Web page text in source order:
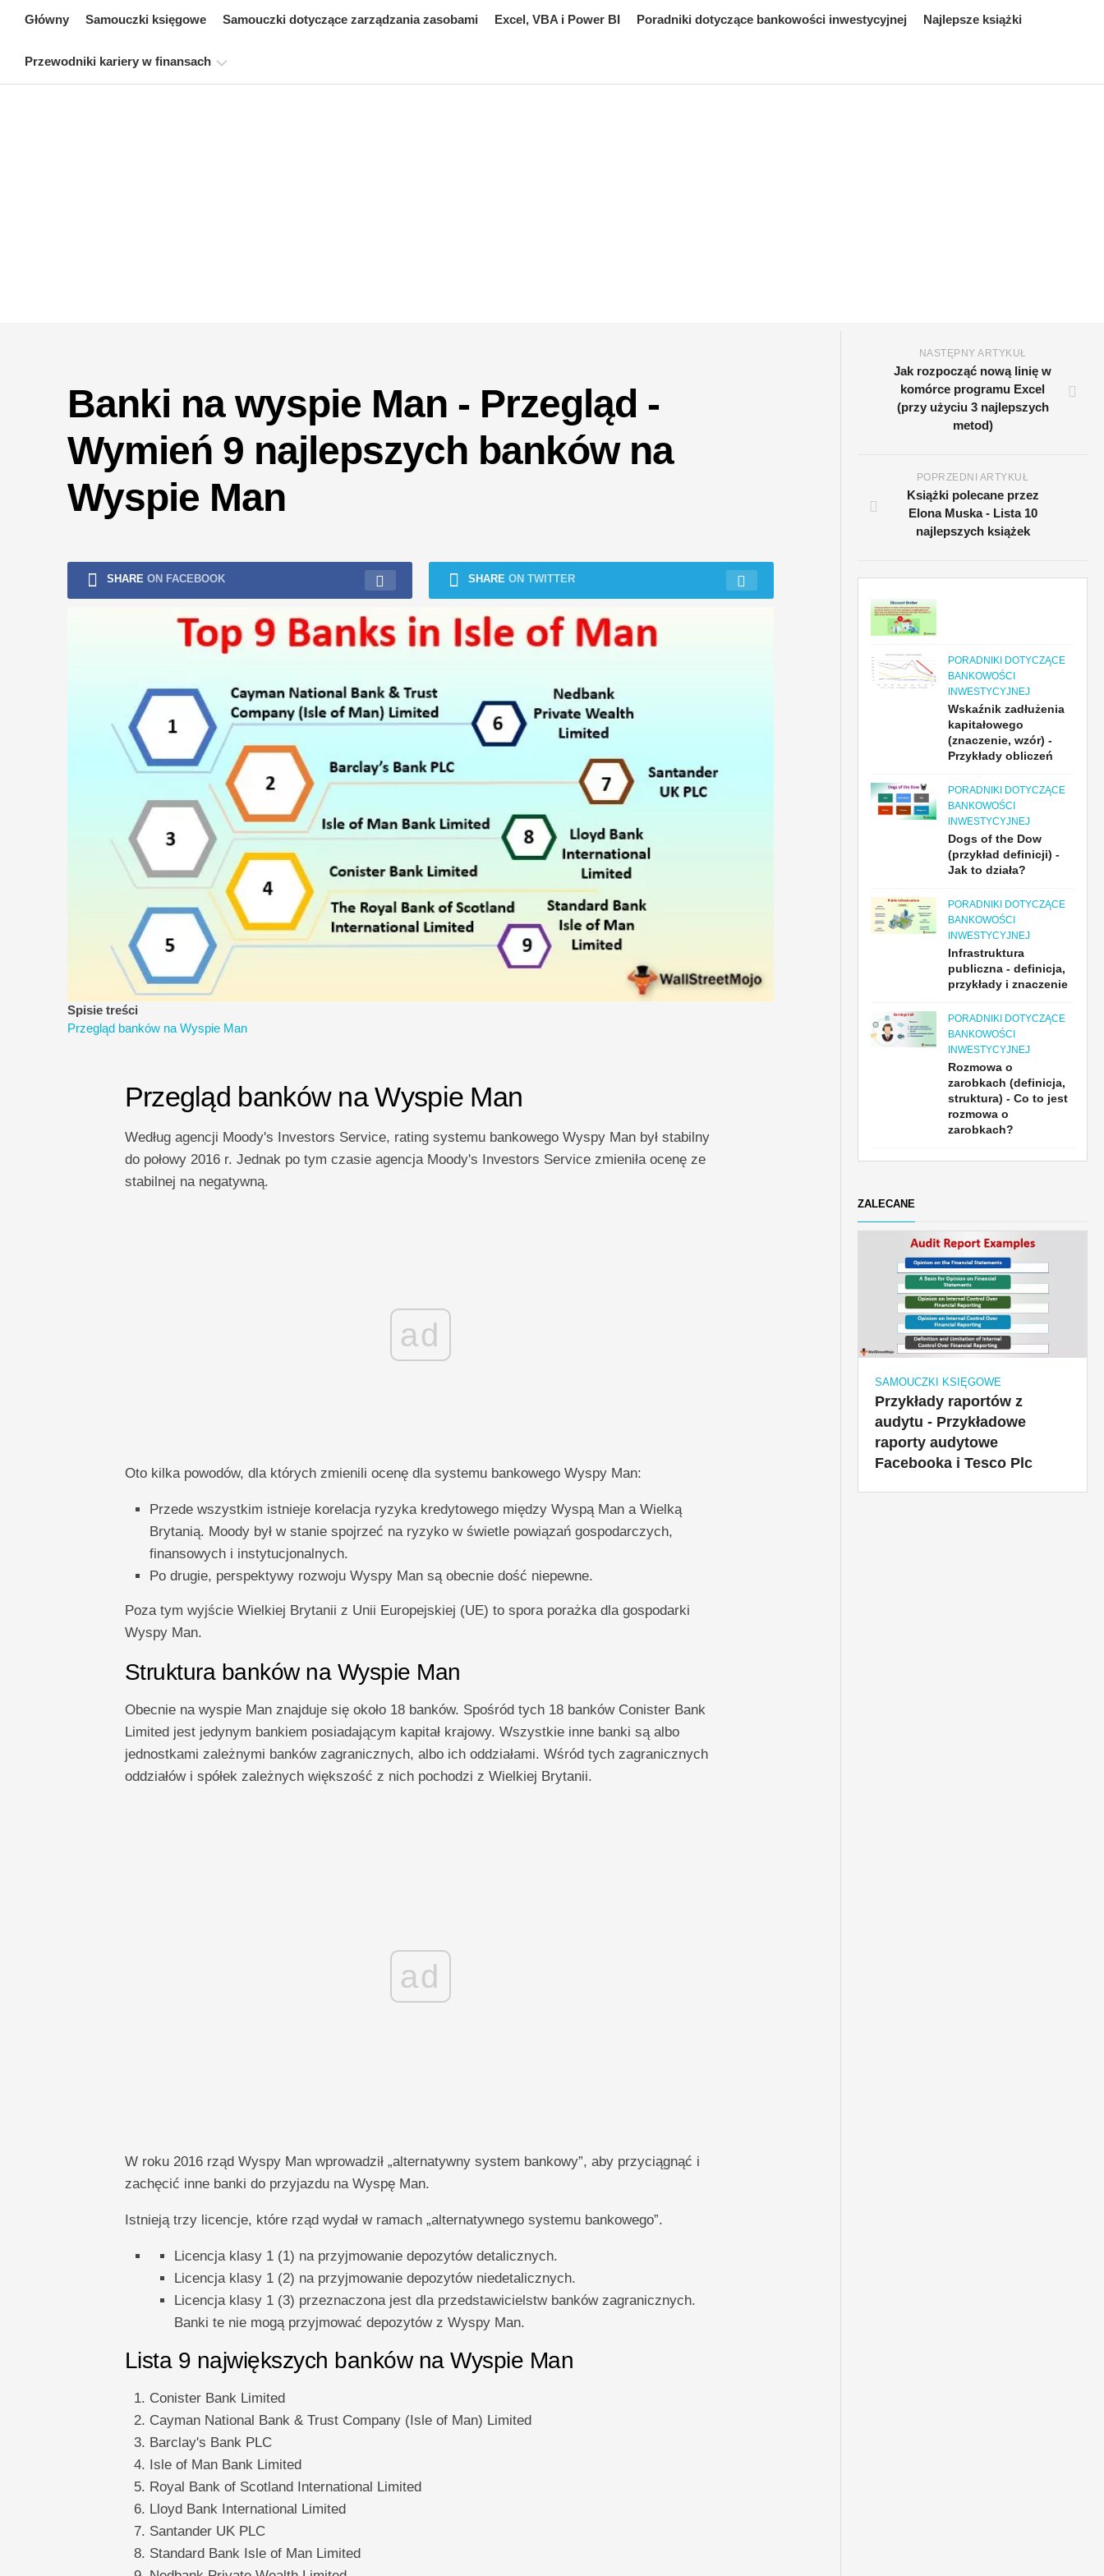
Główny Samouczki księgowe Samouczki dotyczące zarządzania zasobami Excel, VBA i Power BI Poradniki dotyczące bankowości inwestycyjnej Najlepsze książki
Przewodniki kariery w finansach
Banki na wyspie Man - Przegląd -
Wymień 9 najlepszych banków na
Wyspie Man
SHARE ON FACEBOOK SHARE ON TWITTER
Spisie treści
Przegląd banków na Wyspie Man
Przegląd banków na Wyspie Man
Według agencji Moody's Investors Service, rating systemu bankowego Wyspy Man był stabilny
do połowy 2016 r. Jednak po tym czasie agencja Moody's Investors Service zmieniła ocenę ze
stabilnej na negatywną.
ad
Oto kilka powodów, dla których zmienili ocenę dla systemu bankowego Wyspy Man:
Przede wszystkim istnieje korelacja ryzyka kredytowego między Wyspą Man a Wielką
Brytanią. Moody był w stanie spojrzeć na ryzyko w świetle powiązań gospodarczych,
finansowych i instytucjonalnych.
Po drugie, perspektywy rozwoju Wyspy Man są obecnie dość niepewne.
Poza tym wyjście Wielkiej Brytanii z Unii Europejskiej (UE) to spora porażka dla gospodarki
Wyspy Man.
Struktura banków na Wyspie Man
Obecnie na wyspie Man znajduje się około 18 banków. Spośród tych 18 banków Conister Bank
Limited jest jedynym bankiem posiadającym kapitał krajowy. Wszystkie inne banki są albo
jednostkami zależnymi banków zagranicznych, albo ich oddziałami. Wśród tych zagranicznych
oddziałów i spółek zależnych większość z nich pochodzi z Wielkiej Brytanii.
ad
W roku 2016 rząd Wyspy Man wprowadził „alternatywny system bankowy”, aby przyciągnąć i
zachęcić inne banki do przyjazdu na Wyspę Man.
Istnieją trzy licencje, które rząd wydał w ramach „alternatywnego systemu bankowego”.
Licencja klasy 1 (1) na przyjmowanie depozytów detalicznych.
Licencja klasy 1 (2) na przyjmowanie depozytów niedetalicznych.
Licencja klasy 1 (3) przeznaczona jest dla przedstawicielstw banków zagranicznych.
Banki te nie mogą przyjmować depozytów z Wyspy Man.
Lista 9 największych banków na Wyspie Man
Conister Bank Limited
Cayman National Bank & Trust Company (Isle of Man) Limited
Barclay's Bank PLC
Isle of Man Bank Limited
Royal Bank of Scotland International Limited
Lloyd Bank International Limited
Santander UK PLC
Standard Bank Isle of Man Limited
NASTĘPNY ARTYKUŁ
Jak rozpocząć nową linię w
komórce programu Excel
(przy użyciu 3 najlepszych
metod)
POPRZEDNI ARTYKUŁ
Książki polecane przez
Elona Muska - Lista 10
najlepszych książek
PORADNIKI DOTYCZĄCE
BANKOWOŚCI
INWESTYCYJNEJ
Wskaźnik zadłużenia
kapitałowego
(znaczenie, wzór) -
Przykłady obliczeń
PORADNIKI DOTYCZĄCE
BANKOWOŚCI
INWESTYCYJNEJ
Dogs of the Dow
(przykład definicji) -
Jak to działa?
PORADNIKI DOTYCZĄCE
BANKOWOŚCI
INWESTYCYJNEJ
Infrastruktura
publiczna - definicja,
przykłady i znaczenie
PORADNIKI DOTYCZĄCE
BANKOWOŚCI
INWESTYCYJNEJ
Rozmowa o
zarobkach (definicja,
struktura) - Co to jest
rozmowa o
zarobkach?
ZALECANE
SAMOUCZKI KSIĘGOWE
Przykłady raportów z
audytu - Przykładowe
raporty audytowe
Facebooka i Tesco Plc